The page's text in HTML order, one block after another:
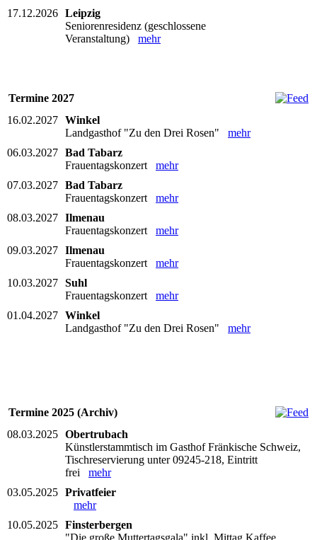
17.12.2026 Leipzig
Seniorenresidenz (geschlossene
Veranstaltung) mehr
Termine 2027
16.02.2027 Winkel
Landgasthof "Zu den Drei Rosen" mehr
06.03.2027 Bad Tabarz
Frauentagskonzert mehr
07.03.2027 Bad Tabarz
Frauentagskonzert mehr
08.03.2027 Ilmenau
Frauentagskonzert mehr
09.03.2027 Ilmenau
Frauentagskonzert mehr
10.03.2027 Suhl
Frauentagskonzert mehr
01.04.2027 Winkel
Landgasthof "Zu den Drei Rosen" mehr
Termine 2025 (Archiv)
08.03.2025 Obertrubach
Künstlerstammtisch im Gasthof Fränkische Schweiz,
Tischreservierung unter 09245-218, Eintritt
frei mehr
03.05.2025 Privatfeier
mehr
10.05.2025 Finsterbergen
"Die große Muttertagsgala" inkl. Mittag Kaffee